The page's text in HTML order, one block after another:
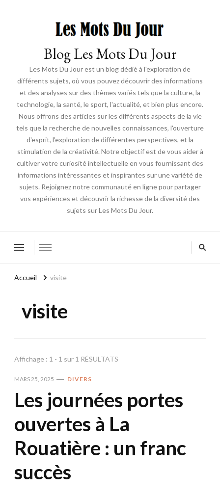
Blog Les Mots Du Jour
Les Mots Du Jour est un blog dédié à l'exploration de
différents sujets, où vous pouvez découvrir des informations
et des analyses sur des thèmes variés tels que la culture, la
technologie, la santé, le sport, l'actualité, et bien plus encore.
Nous offrons des articles sur les différents aspects de la vie
tels que la recherche de nouvelles connaissances, l'ouverture
d'esprit, l'exploration de différentes perspectives, et la
stimulation de la créativité. Notre objectif est de vous aider à
cultiver votre curiosité intellectuelle en vous fournissant des
informations intéressantes et inspirantes sur une variété de
sujets. Rejoignez notre communauté en ligne pour partager
vos expériences et découvrir la richesse de la diversité des
sujets sur Les Mots Du Jour.
Accueil visite
visite
Affichage : 1 - 1 sur 1 RÉSULTATS
MARS 25, 2025 DIVERS
Les journées portes
ouvertes à La
Rouatière : un franc
succès